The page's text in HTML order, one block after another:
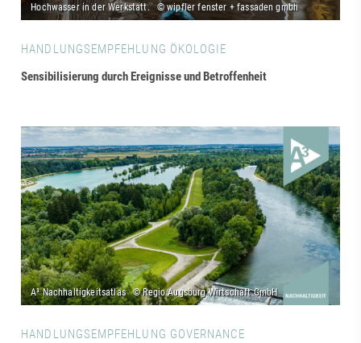
HANDLUNGSEMPFEHLUNG ÖKOLOGIE
Sensibilisierung durch Ereignisse und Betroffenheit
HANDLUNGSEMPFEHLUNG GOVERNANCE